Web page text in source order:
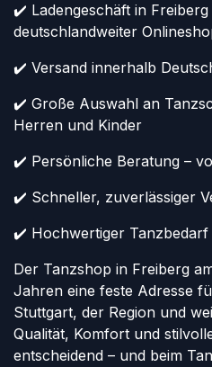
✔️ Ladengeschäft in
deutschlandweiter
✔️ Versand innerhalb
✔️ Große Auswahl an
Herren und Kinder
✔️ Persönliche Beratung –
✔️ Schneller, zuverlässiger
✔️ Hochwertiger
Der Tanzshop in Freiberg
Jahren eine feste Adresse
Stuttgart, der Region und
Qualität, Komfort und
entscheidend – und beim